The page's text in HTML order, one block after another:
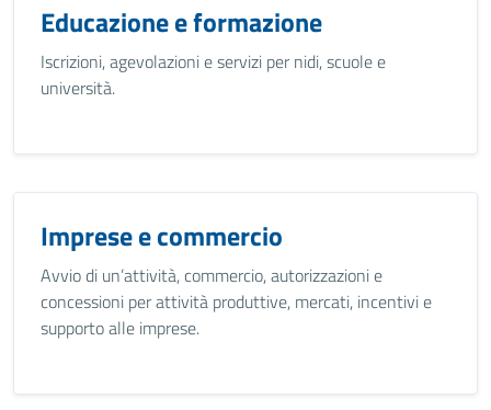
Educazione e formazione
Iscrizioni, agevolazioni e servizi per nidi, scuole e
università.
Imprese e commercio
Avvio di un’attività, commercio, autorizzazioni e
concessioni per attività produttive, mercati, incentivi e
supporto alle imprese.